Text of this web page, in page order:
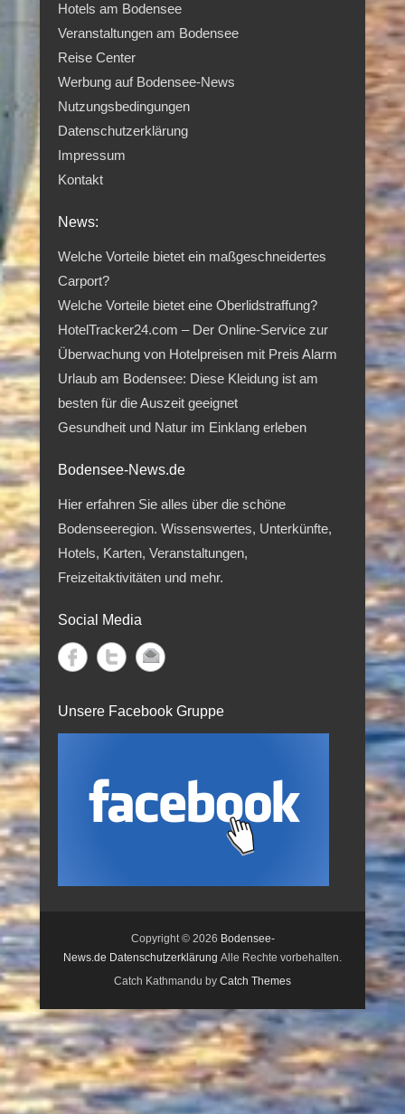
Hotels am Bodensee
Veranstaltungen am Bodensee
Reise Center
Werbung auf Bodensee-News
Nutzungsbedingungen
Datenschutzerklärung
Impressum
Kontakt
News:
Welche Vorteile bietet ein maßgeschneidertes
Carport?
Welche Vorteile bietet eine Oberlidstraffung?
HotelTracker24.com – Der Online-Service zur
Überwachung von Hotelpreisen mit Preis Alarm
Urlaub am Bodensee: Diese Kleidung ist am
besten für die Auszeit geeignet
Gesundheit und Natur im Einklang erleben
Bodensee-News.de
Hier erfahren Sie alles über die schöne
Bodenseeregion. Wissenswertes, Unterkünfte,
Hotels, Karten, Veranstaltungen,
Freizeitaktivitäten und mehr.
Social Media
Unsere Facebook Gruppe
Copyright © 2026 Bodensee-
News.de Datenschutzerklärung Alle Rechte vorbehalten.
Catch Kathmandu by Catch Themes